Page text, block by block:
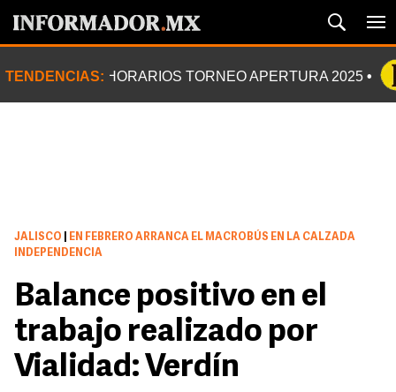
TENDENCIAS: HORARIOS TORNEO APERTURA 2025
JALISCO
EN FEBRERO ARRANCA EL MACROBÚS EN LA CALZADA
INDEPENDENCIA
Balance positivo en el
trabajo realizado por
Vialidad: Verdín